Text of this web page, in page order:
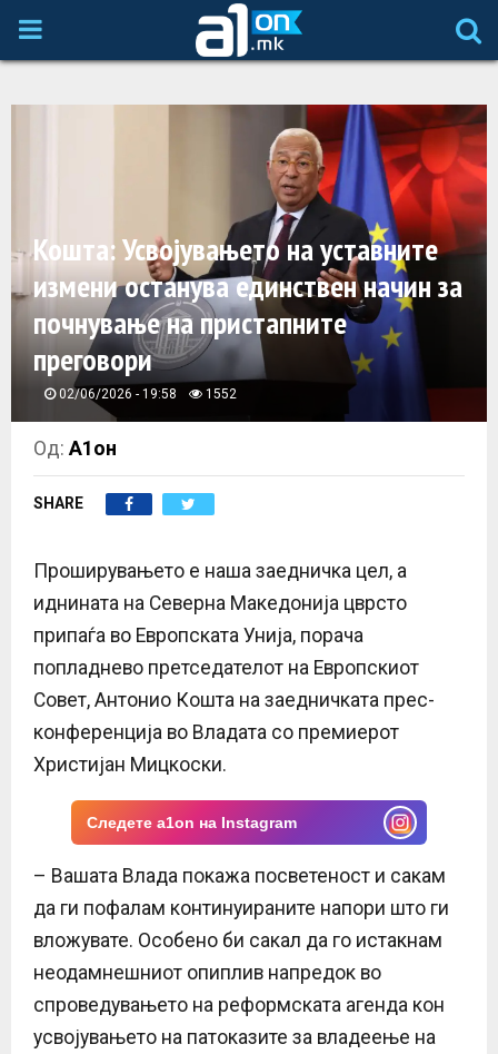
P
A
R
M
E
N
U
Кошта: Усвојувањето на уставните
измени останува единствен начин за
почнување на пристапните
преговори
02/06/2026 - 19:58 1552
Од:А1он
SHARE
Проширувањето е наша заедничка цел, а
иднината на Северна Македонија цврсто
припаѓа во Европската Унија, порача
попладнево претседателот на Европскиот
Совет, Антонио Кошта на заедничката прес-
конференција во Владата со премиерот
Христијан Мицкоски.
Следете a1on на Instagram
– Вашата Влада покажа посветеност и сакам
да ги пофалам континуираните напори што ги
вложувате. Особено би сакал да го истакнам
неодамнешниот опиплив напредок во
спроведувањето на реформската агенда кон
усвојувањето на патоказите за владеење на